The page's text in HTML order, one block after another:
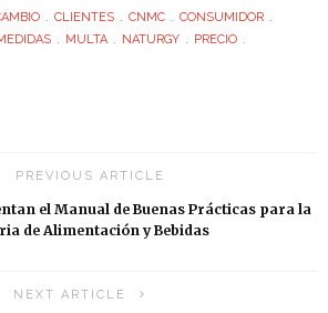
CLIENTES CNMC
CONSUMIDOR
MULTA NATURGY
PRECIO
PREVIOUS ARTICLE
el Manual de Buenas Prácticas para la
de Alimentación y Bebidas
NEXT ARTICLE